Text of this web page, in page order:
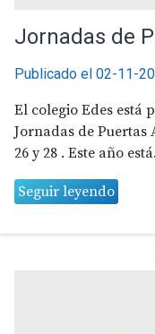
Jornadas de
Publicado el 02-11-
El colegio Edes está
Jornadas de Puertas
26 y 28 . Este año
Seguir leyendo